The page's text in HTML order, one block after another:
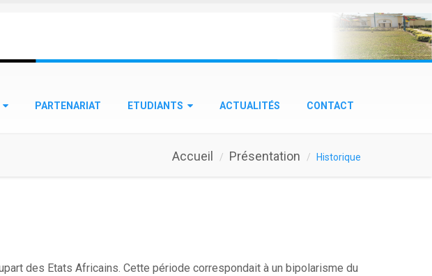
PARTENARIAT ETUDIANTS ACTUALITÉS CONTACT
Accueil Présentation Historique
des Etats Africains. Cette période correspondait à un bipolarisme du